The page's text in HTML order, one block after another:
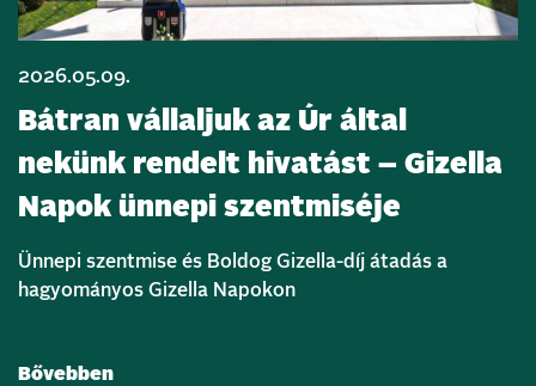
2026.05.09.
Bátran vállaljuk az Úr által
nekünk rendelt hivatást – Gizella
Napok ünnepi szentmiséje
Ünnepi szentmise és Boldog Gizella-díj átadás a
hagyományos Gizella Napokon
Bővebben